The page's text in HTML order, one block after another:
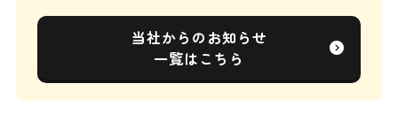
当社からのお知らせ
一覧はこちら